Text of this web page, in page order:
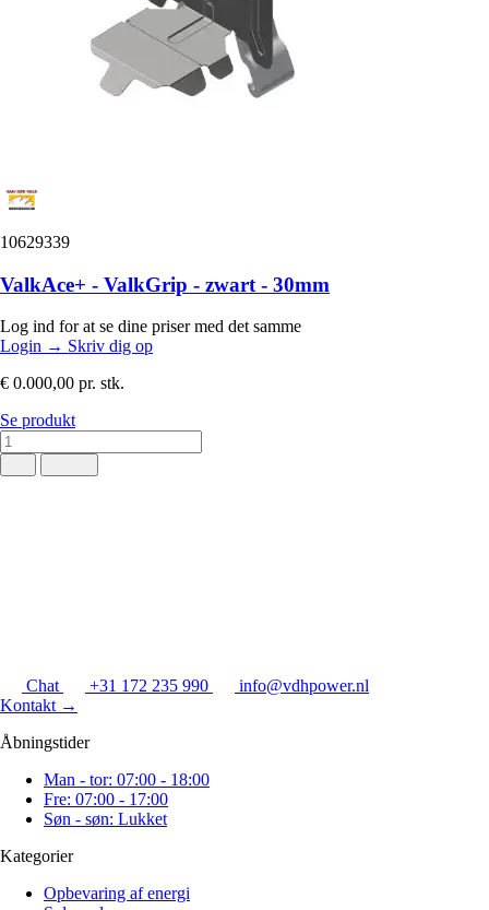
10629339
ValkAce+ - ValkGrip - zwart - 30mm
Log ind for at se dine priser med det samme
Login → Skriv dig op
€ 0.000,00 pr. stk.
Se produkt
Chat +31 172 235 990
info@vdhpower.nl
Kontakt →
Åbningstider
Man - tor: 07:00 - 18:00
Fre: 07:00 - 17:00
Søn - søn: Lukket
Kategorier
Opbevaring af energi